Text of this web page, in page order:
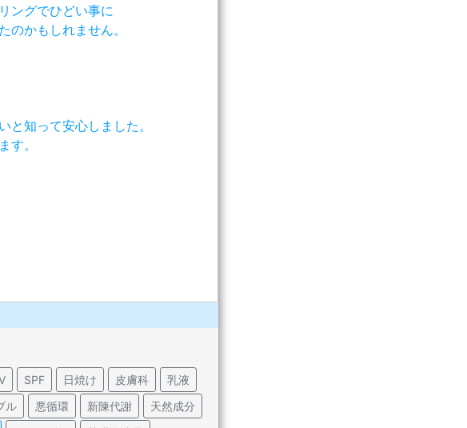
ングでひどい事に
かもしれません。
知って安心しました。
す。
SPF 日焼け 皮膚科
乳液
ル 悪循環 新陳代謝
天然成分